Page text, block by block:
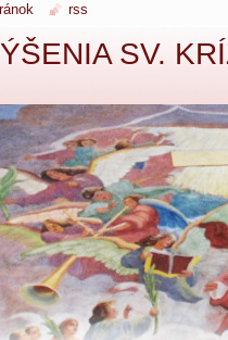
SV.
rss